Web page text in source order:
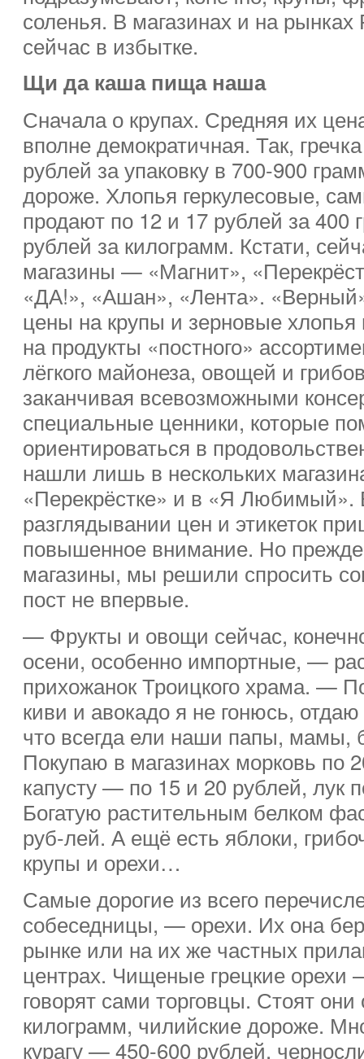
соленья. В магазинах и на рынках
сейчас в избытке.
Щи да каша пища наша
Сначала о крупах. Средняя их
вполне демократичная. Так,
рублей за упаковку в 700-900
дороже. Хлопья геркулесовые,
продают по 12 и 17 рублей за
рублей за килограмм. Кстати,
магазины — «Магнит»,
«ДА!», «Ашан», «Лента».
цены на крупы и зерновые
на продукты «постного»
лёгкого майонеза, овощей и
заканчивая всевозможными
специальные ценники, которые
ориентироваться в
нашли лишь в нескольких
«Перекрёстке» и в «Я Любимый».
разглядывании цен и этикеток
повышенное внимание. Но
магазины, мы решили спросить
пост не впервые.
— Фрукты и овощи сейчас,
осени, особенно импортные, —
прихожанок Троицкого храма. —
киви и авокадо я не гонюсь,
что всегда ели наши папы, мамы,
Покупаю в магазинах морковь по
капусту — по 15 и 20 рублей, лук
Богатую растительным белком
руб-лей. А ещё есть яблоки,
крупы и орехи…
Самые дорогие из всего
собеседницы, — орехи. Их она
рынке или на их же частных
центрах. Чищеные грецкие
говорят сами торговцы. Стоят они
килограмм, чилийские дороже.
курагу — 450-600 рублей,